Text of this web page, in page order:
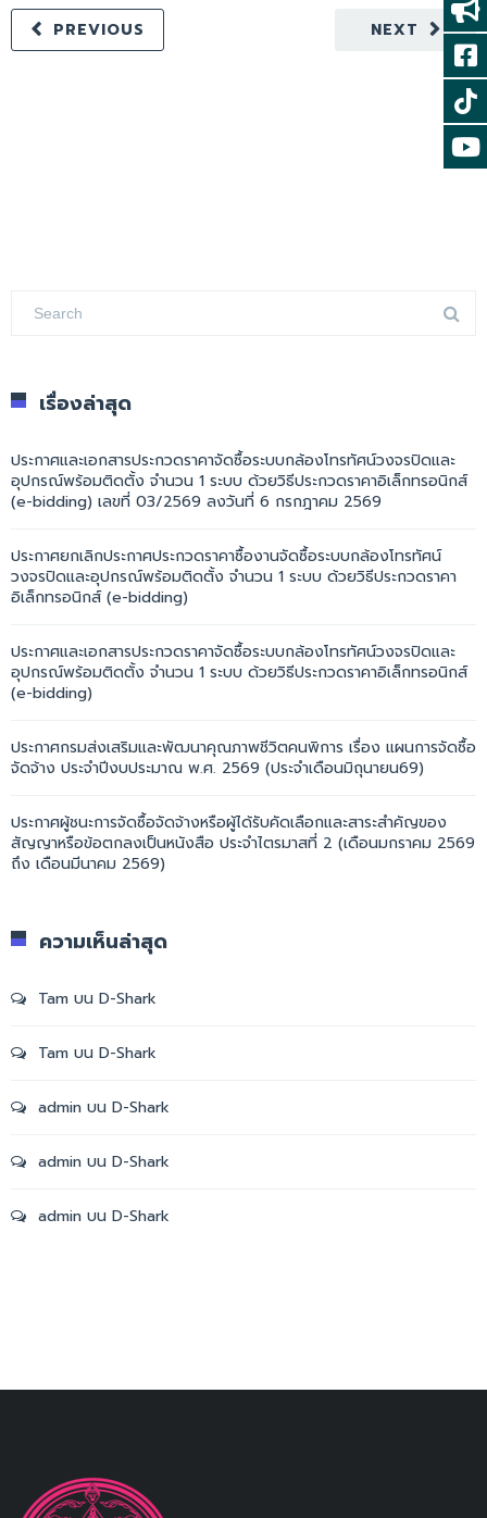
NEXT
PREVIOUS
เรื่องล่าสุด
ประกาศและเอกสารประกวดราคาจัดซื้อระบบกล้องโทรทัศน์วงจรปิดและ
อุปกรณ์พร้อมติดตั้ง จำนวน 1 ระบบ ด้วยวิธีประกวดราคาอิเล็กทรอนิกส์
(e-bidding) เลขที่ 03/2569 ลงวันที่ 6 กรกฎาคม 2569
ประกาศยกเลิกประกาศประกวดราคาซื้องานจัดซื้อระบบกล้องโทรทัศน์
วงจรปิดและอุปกรณ์พร้อมติดตั้ง จำนวน 1 ระบบ ด้วยวิธีประกวดราคา
อิเล็กทรอนิกส์ (e-bidding)
ประกาศและเอกสารประกวดราคาจัดซื้อระบบกล้องโทรทัศน์วงจรปิดและ
อุปกรณ์พร้อมติดตั้ง จำนวน 1 ระบบ ด้วยวิธีประกวดราคาอิเล็กทรอนิกส์
(e-bidding)
ประกาศกรมส่งเสริมและพัฒนาคุณภาพชีวิตคนพิการ เรื่อง แผนการจัดซื้อ
จัดจ้าง ประจำปีงบประมาณ พ.ศ. 2569 (ประจำเดือนมิถุนายน69)
ประกาศผู้ชนะการจัดซื้อจัดจ้างหรือผู้ได้รับคัดเลือกและสาระสำคัญของ
สัญญาหรือข้อตกลงเป็นหนังสือ ประจำไตรมาสที่ 2 (เดือนมกราคม 2569
ถึง เดือนมีนาคม 2569)
ความเห็นล่าสุด
Tam บน D-Shark
Tam บน D-Shark
admin บน D-Shark
admin บน D-Shark
admin บน D-Shark